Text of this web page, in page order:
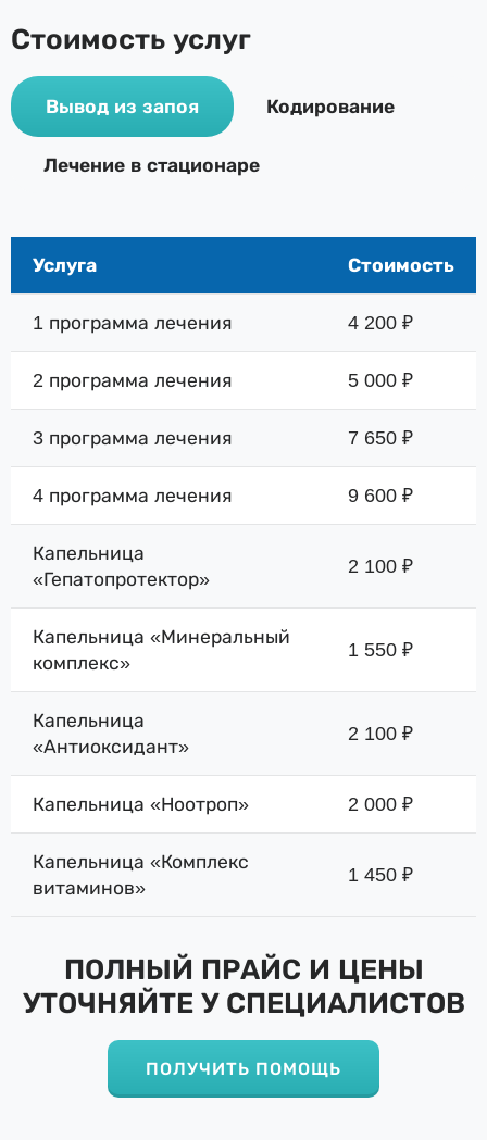
Стоимость услуг
Вывод из запоя Кодирование
Лечение в стационаре
Услуга Стоимость
1 программа лечения 4 200 ₽
2 программа лечения 5 000 ₽
3 программа лечения 7 650 ₽
4 программа лечения 9 600 ₽
Капельница
«Гепатопротектор»
2 100 ₽
Капельница «Минеральный
комплекс»
1 550 ₽
Капельница
«Антиоксидант»
2 100 ₽
Капельница «Ноотроп» 2 000 ₽
Капельница «Комплекс
витаминов»
1 450 ₽
ПОЛНЫЙ ПРАЙС И ЦЕНЫ
УТОЧНЯЙТЕ У СПЕЦИАЛИСТОВ
ПОЛУЧИТЬ ПОМОЩЬ